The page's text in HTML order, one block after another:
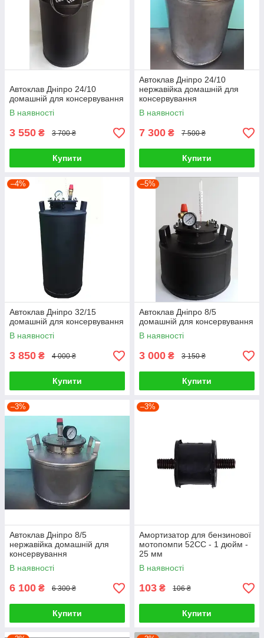
Автоклав Дніпро 24/10
домашній для консервування
В наявності
3 550 ₴ 3 700 ₴
Купити
Автоклав Дніпро 24/10
нержавійка домашній для
консервування
В наявності
7 300 ₴ 7 500 ₴
Купити
–4%
Автоклав Дніпро 32/15
домашній для консервування
В наявності
3 850 ₴ 4 000 ₴
Купити
–5%
Автоклав Дніпро 8/5
домашній для консервування
В наявності
3 000 ₴ 3 150 ₴
Купити
–3%
Автоклав Дніпро 8/5
нержавійка домашній для
консервування
В наявності
6 100 ₴ 6 300 ₴
Купити
–3%
Амортизатор для бензинової
мотопомпи 52СС - 1 дюйм -
25 мм
В наявності
103 ₴ 106 ₴
Купити